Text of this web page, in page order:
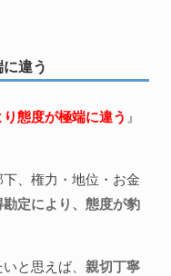
違う
態度が極端に違う 』
、権力・地位・お金
定により、態度が豹
と思えば、 親切丁寧